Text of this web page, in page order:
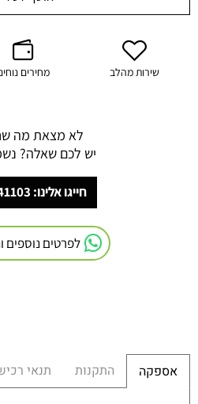
שירות מהלב מחירים
לא מצאת מה
יש לכם שאלה?
חייגו אלינו: 054-9041103
לפרטים נוספים
אספקה התקנות תנאי